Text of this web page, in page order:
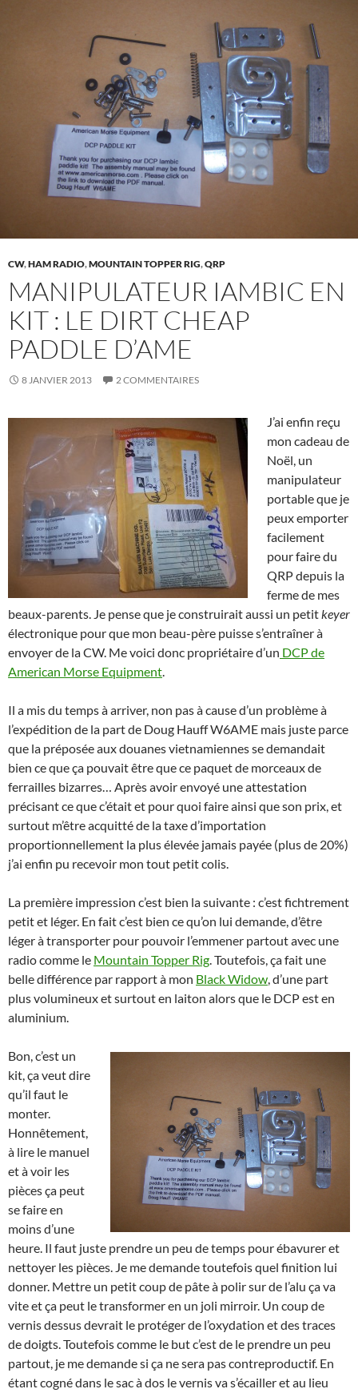
CW,HAM RADIO,MOUNTAIN TOPPER RIG,QRP
MANIPULATEUR IAMBIC EN
KIT : LE DIRT CHEAP
PADDLE D’AME
8 JANVIER 2013 2 COMMENTAIRES
J’ai enfin reçu
mon cadeau de
Noël, un
manipulateur
portable que je
peux emporter
facilement
pour faire du
QRP depuis la
ferme de mes
beaux-parents. Je pense que je construirait aussi un petitkeyer
électronique pour que mon beau-père puisse s’entraîner à
envoyer de la CW. Me voici donc propriétaire d’un DCP de
American Morse Equipment.
Il a mis du temps à arriver, non pas à cause d’un problème à
l’expédition de la part de Doug Hauff W6AME mais juste parce
que la préposée aux douanes vietnamiennes se demandait
bien ce que ça pouvait être que ce paquet de morceaux de
ferrailles bizarres… Après avoir envoyé une attestation
précisant ce que c’était et pour quoi faire ainsi que son prix, et
surtout m’être acquitté de la taxe d’importation
proportionnellement la plus élevée jamais payée (plus de 20%)
j’ai enfin pu recevoir mon tout petit colis.
La première impression c’est bien la suivante : c’est fichtrement
petit et léger. En fait c’est bien ce qu’on lui demande, d’être
léger à transporter pour pouvoir l’emmener partout avec une
radio comme le Mountain Topper Rig. Toutefois, ça fait une
belle différence par rapport à mon Black Widow, d’une part
plus volumineux et surtout en laiton alors que le DCP est en
aluminium.
Bon, c’est un
kit, ça veut dire
qu’il faut le
monter.
Honnêtement,
à lire le manuel
et à voir les
pièces ça peut
se faire en
moins d’une
heure. Il faut juste prendre un peu de temps pour ébavurer et
nettoyer les pièces. Je me demande toutefois quel finition lui
donner. Mettre un petit coup de pâte à polir sur de l’alu ça va
vite et ça peut le transformer en un joli mirroir. Un coup de
vernis dessus devrait le protéger de l’oxydation et des traces
de doigts. Toutefois comme le but c’est de le prendre un peu
partout, je me demande si ça ne sera pas contreproductif. En
étant cogné dans le sac à dos le vernis va s’écailler et au lieu